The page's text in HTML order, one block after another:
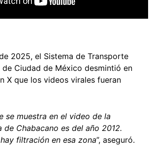
2025, el Sistema de Transporte
Ciudad de México desmintió en
X que los videos virales fueran
se muestra en el video de la
de Chabacano es del año 2012.
filtración en esa zona”, aseguró.